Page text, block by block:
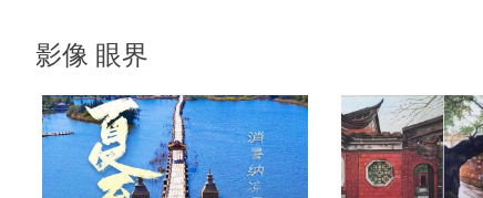
影像 眼界